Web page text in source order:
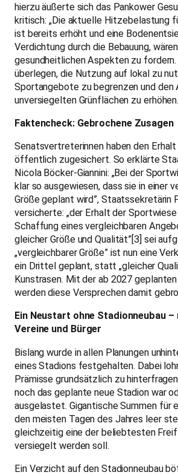
hierzu äußerte sich das Pankower
kritisch: „Die aktuelle Hitzebelastung
ist bereits erhöht und eine
Verdichtung durch die Bebauung,
gesundheitlichen Aspekten zu
überlegen, die Nutzung auf lokal zu
Sportangebote zu begrenzen und den
unversiegelten Grünflächen zu
Faktencheck: Gebrochene Zusagen
Senatsvertreterinnen haben den
öffentlich zugesichert. So erklärte
Nicola Böcker-Giannini: „Bei der
klar so ausgewiesen, dass sie in einer
Größe geplant wird”, Staatssekretärin
versicherte: „der Erhalt der
Schaffung eines vergleichbaren
gleicher Größe und Qualität”[3] sei
„vergleichbarer Größe” ist nun eine
ein Drittel geplant, statt „gleicher
Kunstrasen. Mit der ab 2027
werden diese Versprechen damit
Ein Neustart ohne Stadionneubau
Vereine und Bürger
Bislang wurde in allen Planungen
eines Stadions festgehalten. Dabei
Prämisse grundsätzlich zu
noch das geplante neue Stadion war
ausgelastet. Gigantische Summen für
den meisten Tagen des Jahres leer
gleichzeitig eine der beliebtesten
versiegelt werden soll.
Ein Verzicht auf den Stadionneubau